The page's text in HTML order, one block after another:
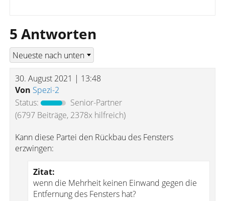
5 Antworten
30. August 2021 | 13:48
Von Spezi-2
Status:
Senior-Partner
(6797 Beiträge, 2378x hilfreich)
Kann diese Partei den Rückbau des Fensters
erzwingen:
Zitat:
wenn die Mehrheit keinen Einwand gegen die
Entfernung des Fensters hat?